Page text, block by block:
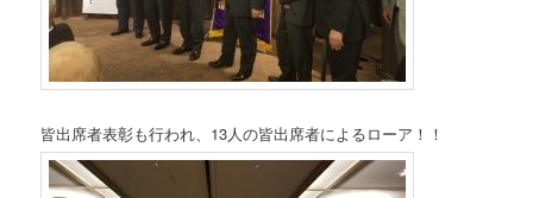
皆出席者表彰も行われ、13人の皆出席者によるローア！！